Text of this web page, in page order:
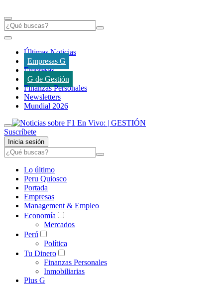
Últimas Noticias
Empresas G
Empresas
G de Gestión
Finanzas Personales
Newsletters
Mundial 2026
Suscríbete
Inicia sesión
Lo último
Peru Quiosco
Portada
Empresas
Management & Empleo
Economía
Mercados
Perú
Política
Tu Dinero
Finanzas Personales
Inmobiliarias
Plus G